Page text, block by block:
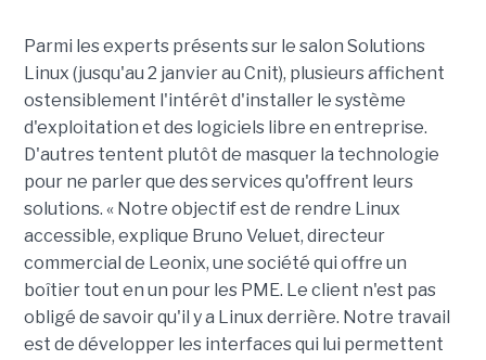
Parmi les experts présents sur le salon Solutions
Linux (jusqu'au 2 janvier au Cnit), plusieurs affichent
ostensiblement l'intérêt d'installer le système
d'exploitation et des logiciels libre en entreprise.
D'autres tentent plutôt de masquer la technologie
pour ne parler que des services qu'offrent leurs
solutions. « Notre objectif est de rendre Linux
accessible, explique Bruno Veluet, directeur
commercial de Leonix, une société qui offre un
boîtier tout en un pour les PME. Le client n'est pas
obligé de savoir qu'il y a Linux derrière. Notre travail
est de développer les interfaces qui lui permettent